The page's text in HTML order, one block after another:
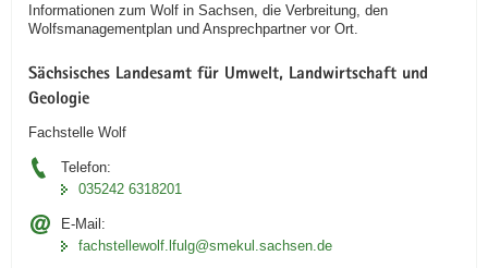
Informationen zum Wolf in Sachsen, die Verbreitung, den
Wolfsmanagementplan und Ansprechpartner vor Ort.
Sächsisches Landesamt für Umwelt, Landwirtschaft und
Geologie
Fachstelle Wolf
Telefon:
035242 6318201
E-Mail:
fachstellewolf.lfulg­@smekul.sachsen.de